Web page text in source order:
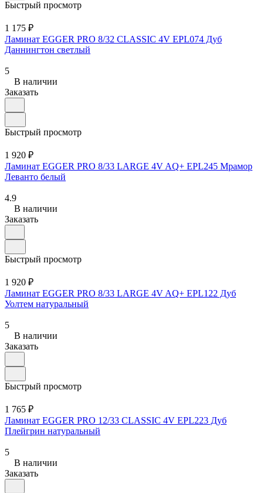
Быстрый просмотр
1 175 ₽
Ламинат EGGER PRO 8/32 CLASSIC 4V EPL074 Дуб
Даннингтон светлый
5
В наличии
Заказать
Быстрый просмотр
1 920 ₽
Ламинат EGGER PRO 8/33 LARGE 4V AQ+ EPL245 Мрамор
Леванто белый
4.9
В наличии
Заказать
Быстрый просмотр
1 920 ₽
Ламинат EGGER PRO 8/33 LARGE 4V AQ+ EPL122 Дуб
Уолтем натуральный
5
В наличии
Заказать
Быстрый просмотр
1 765 ₽
Ламинат EGGER PRO 12/33 CLASSIC 4V EPL223 Дуб
Плейгрин натуральный
5
В наличии
Заказать